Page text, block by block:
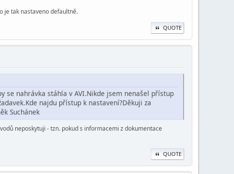
je tak nastaveno defaultně.
QUOTE
se nahrávka stáhla v AVI.Nikde jsem nenašel přístup
najdu přístup k nastavení?Děkuji za
Suchánek
neposkytuji - tzn. pokud s informacemi z dokumentace
QUOTE